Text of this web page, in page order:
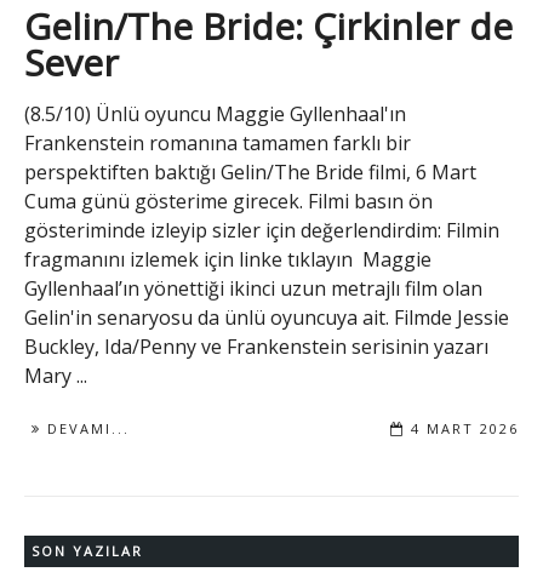
Gelin/The Bride: Çirkinler de
Sever
(8.5/10) Ünlü oyuncu Maggie Gyllenhaal'ın
Frankenstein romanına tamamen farklı bir
perspektiften baktığı Gelin/The Bride filmi, 6 Mart
Cuma günü gösterime girecek. Filmi basın ön
gösteriminde izleyip sizler için değerlendirdim: Filmin
fragmanını izlemek için linke tıklayın Maggie
Gyllenhaal’ın yönettiği ikinci uzun metrajlı film olan
Gelin'in senaryosu da ünlü oyuncuya ait. Filmde Jessie
Buckley, Ida/Penny ve Frankenstein serisinin yazarı
Mary ...
DEVAMI... 4 MART 2026
SON YAZILAR